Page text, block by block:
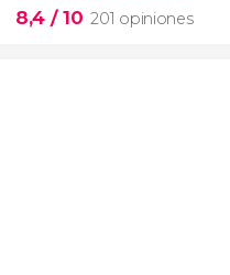
8,4 / 10 201 opiniones